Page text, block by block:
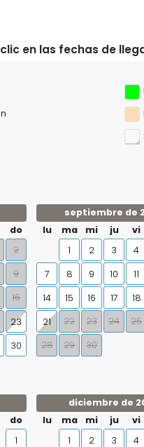
y salida
do
2
9
16
23
30
septiembre de
lu
ma mi ju vi
1
2 3 4
7
8 9 10 11
14
15 16 17 18
21
22 23 24 25
28
29 30
do
1
diciembre de
lu
ma mi ju vi
1
2 3 4